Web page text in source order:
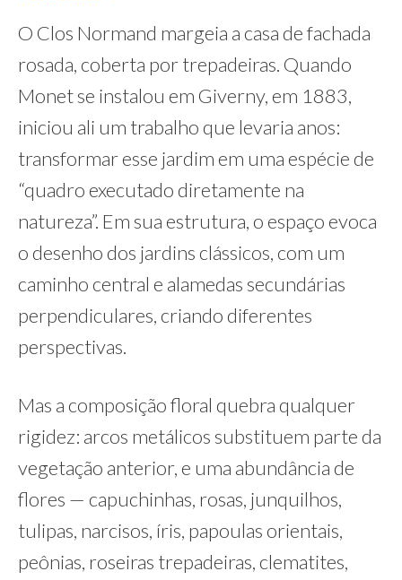
O Clos Normand margeia a casa de fachada
rosada, coberta por trepadeiras. Quando
Monet se instalou em Giverny, em 1883,
iniciou ali um trabalho que levaria anos:
transformar esse jardim em uma espécie de
“quadro executado diretamente na
natureza”. Em sua estrutura, o espaço evoca
o desenho dos jardins clássicos, com um
caminho central e alamedas secundárias
perpendiculares, criando diferentes
perspectivas.
Mas a composição floral quebra qualquer
rigidez: arcos metálicos substituem parte da
vegetação anterior, e uma abundância de
flores — capuchinhas, rosas, junquilhos,
tulipas, narcisos, íris, papoulas orientais,
peônias, roseiras trepadeiras, clematites,